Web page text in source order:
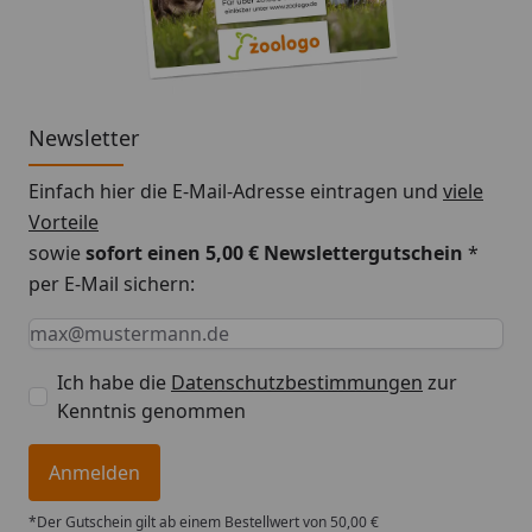
Newsletter
Einfach hier die E-Mail-Adresse eintragen und viele
Vorteile
sowiesofort einen 5,00 € Newslettergutschein *
per E-Mail sichern:
Keine Eingabe erforderlich
Eingabe erforderlich
E-Mail *
Ich habe die Datenschutzbestimmungen zur
Kenntnis genommen
Anmelden
*Der Gutschein gilt ab einem Bestellwert von 50,00 €